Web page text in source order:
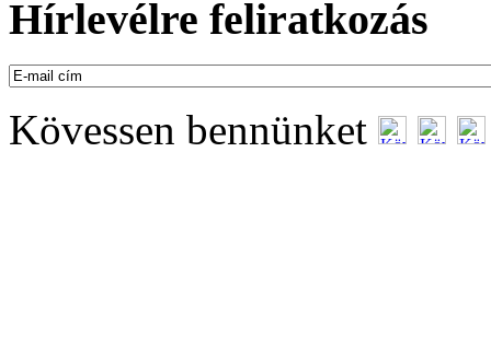
Hírlevélre feliratkozás
Kövessen bennünket